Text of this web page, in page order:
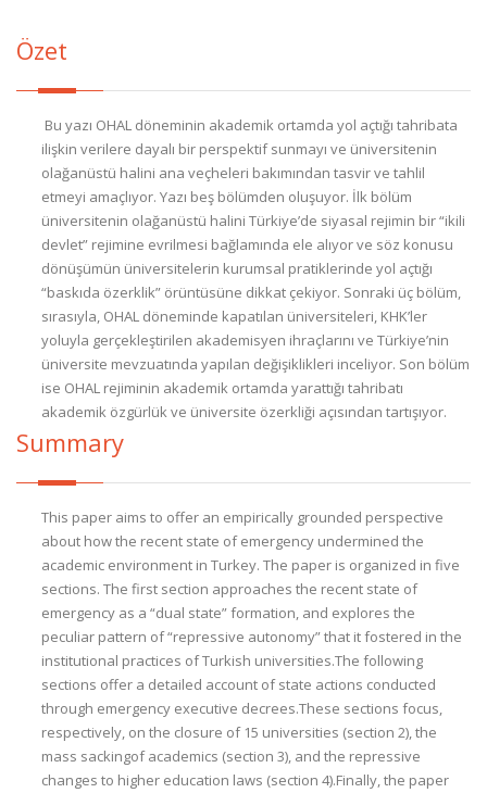
Özet
Bu yazı OHAL döneminin akademik ortamda yol açtığı tahribata
ilişkin verilere dayalı bir perspektif sunmayı ve üniversitenin
olağanüstü halini ana veçheleri bakımından tasvir ve tahlil
etmeyi amaçlıyor. Yazı beş bölümden oluşuyor. İlk bölüm
üniversitenin olağanüstü halini Türkiye’de siyasal rejimin bir “ikili
devlet” rejimine evrilmesi bağlamında ele alıyor ve söz konusu
dönüşümün üniversitelerin kurumsal pratiklerinde yol açtığı
“baskıda özerklik” örüntüsüne dikkat çekiyor. Sonraki üç bölüm,
sırasıyla, OHAL döneminde kapatılan üniversiteleri, KHK’ler
yoluyla gerçekleştirilen akademisyen ihraçlarını ve Türkiye’nin
üniversite mevzuatında yapılan değişiklikleri inceliyor. Son bölüm
ise OHAL rejiminin akademik ortamda yarattığı tahribatı
akademik özgürlük ve üniversite özerkliği açısından tartışıyor.
Summary
This paper aims to offer an empirically grounded perspective
about how the recent state of emergency undermined the
academic environment in Turkey. The paper is organized in five
sections. The first section approaches the recent state of
emergency as a “dual state” formation, and explores the
peculiar pattern of “repressive autonomy” that it fostered in the
institutional practices of Turkish universities.The following
sections offer a detailed account of state actions conducted
through emergency executive decrees.These sections focus,
respectively, on the closure of 15 universities (section 2), the
mass sackingof academics (section 3), and the repressive
changes to higher education laws (section 4).Finally, the paper